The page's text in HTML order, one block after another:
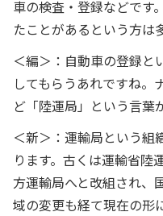
車の検査・登録などです
たことがあるという方は
＜編＞：自動車の登録と
してもらうあれですね。
ど「陸運局」という言葉
＜新＞：運輸局という組
ります。古くは運輸省陸
方運輸局へと改組され、
域の変更も経て現在の形